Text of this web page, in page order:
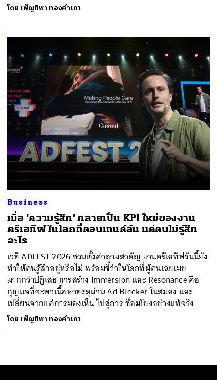
โดย เพ็ญทิพา ทองคำเภา
Business
เมื่อ ‘ความรู้สึก’ กลายเป็น KPI ใหม่ของงาน
ครีเอทีฟ ในโลกที่คอนเทนต์ล้น แต่คนไม่รู้สึก
อะไร
เวที ADFEST 2026 ชวนตั้งคำถามสำคัญ งานครีเอทีฟวันนี้ยัง
ทำให้คนรู้สึกอยู่หรือไม่ พร้อมชี้ว่าในโลกที่ผู้คนเฉยเมย
มากกว่าปฏิเสธ การสร้าง Immersion และ Resonance คือ
กุญแจที่จะพาเนื้อหาทะลุผ่าน Ad Blocker ในสมอง และ
เปลี่ยนจากแค่การมองเห็น ไปสู่การเชื่อมโยงอย่างแท้จริง
โดย เพ็ญทิพา ทองคำเภา